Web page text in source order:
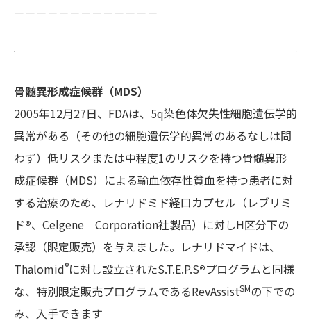
－－－－－－－－－－－－－
骨髄異形成症候群（MDS）
2005年12月27日、FDAは、5q染色体欠失性細胞遺伝学的
異常がある（その他の細胞遺伝学的異常のあるなしは問
わず）低リスクまたは中程度1のリスクを持つ骨髄異形
成症候群（MDS）による輸血依存性貧血を持つ患者に対
する治療のため、レナリドミド経口カプセル（レブリミ
ド®、Celgene Corporation社製品）に対しH区分下の
承認（限定販売）を与えました。レナリドマイドは、
Thalomid®に対し設立されたS.T.E.P.S®プログラムと同様
な、特別限定販売プログラムであるRevAssistSMの下での
み、入手できます